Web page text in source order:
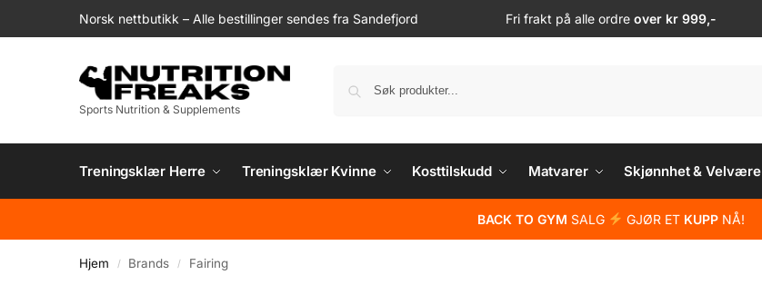
Norsk nettbutikk – Alle bestillinger sendes fra Sandefjord Fri frakt på alle ordre over kr 999,-
Sports Nutrition & Supplements
Treningsklær Herre Treningsklær Kvinne Kosttilskudd Matvarer Skjønnhet & Velvære
BACK TO GYM SALG GJØR ETKUPP NÅ!
Hjem / Brands / Fairing